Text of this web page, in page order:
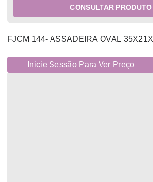
CONSULTAR PRODUTO
FJCM 144- ASSADEIRA OVAL
Inicie Sessão Para Ver Preço